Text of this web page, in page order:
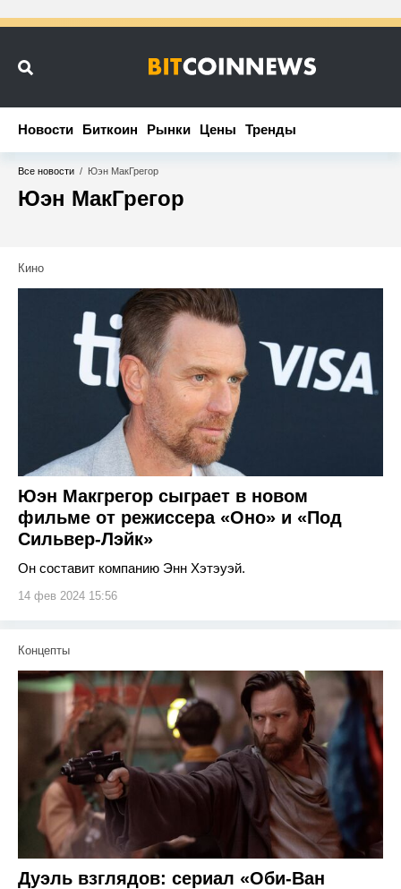
Новости Биткоин Рынки Цены Тренды
Новости Биткоин Рынки Цены Тренды
Все новости / Юэн МакГрегор
Юэн МакГрегор
Кино
Юэн Макгрегор сыграет в новом
фильме от режиссера «Оно» и «Под
Сильвер-Лэйк»
Он составит компанию Энн Хэтэуэй.
14 фев 2024 15:56
Концепты
Дуэль взглядов: сериал «Оби-Ван